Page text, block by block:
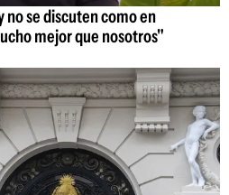
no se discuten como en
mejor que nosotros"